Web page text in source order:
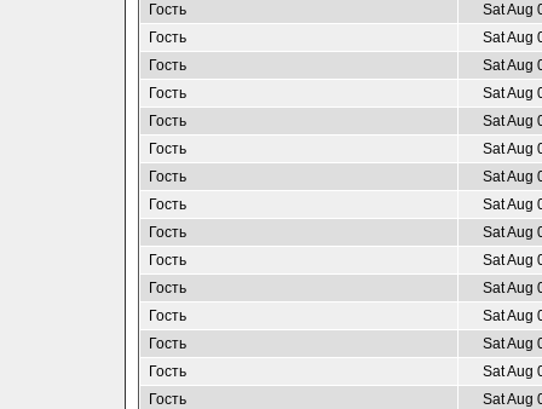
Гость
Sat Aug
Гость
Sat Aug
Гость
Sat Aug
Гость
Sat Aug
Гость
Sat Aug
Гость
Sat Aug
Гость
Sat Aug
Гость
Sat Aug
Гость
Sat Aug
Гость
Sat Aug
Гость
Sat Aug
Гость
Sat Aug
Гость
Sat Aug
Гость
Sat Aug
Гость
Sat Aug